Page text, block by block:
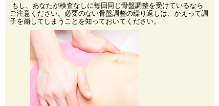
もし、あなたが検査なしに毎回同じ骨盤調整を受けているなら
ご注意ください。必要のない骨盤調整の繰り返しは、かえって調
子を崩してしまうことを知っておいてください。